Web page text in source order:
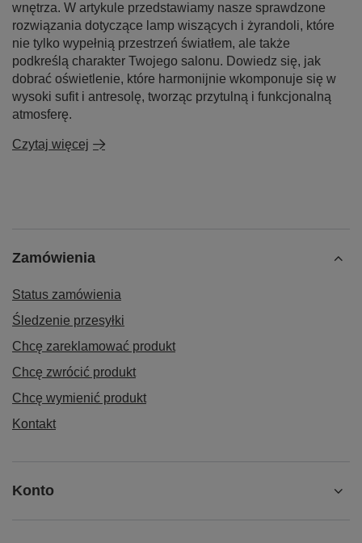
wnętrza. W artykule przedstawiamy nasze sprawdzone
rozwiązania dotyczące lamp wiszących i żyrandoli, które
nie tylko wypełnią przestrzeń światłem, ale także
podkreślą charakter Twojego salonu. Dowiedz się, jak
dobrać oświetlenie, które harmonijnie wkomponuje się w
wysoki sufit i antresolę, tworząc przytulną i funkcjonalną
atmosferę.
Czytaj więcej
Zamówienia
Status zamówienia
Śledzenie przesyłki
Chcę zareklamować produkt
Chcę zwrócić produkt
Chcę wymienić produkt
Kontakt
Konto